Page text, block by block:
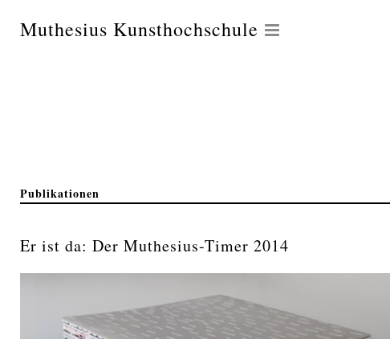
Muthesius Kunsthochschule
Publikationen
Er ist da: Der Muthesius-Timer 2014